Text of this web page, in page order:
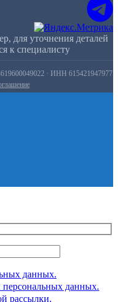
для уточнения деталей
к специалисту
· ИНН 615421947977
данных.
персональных данных.
рассылки.